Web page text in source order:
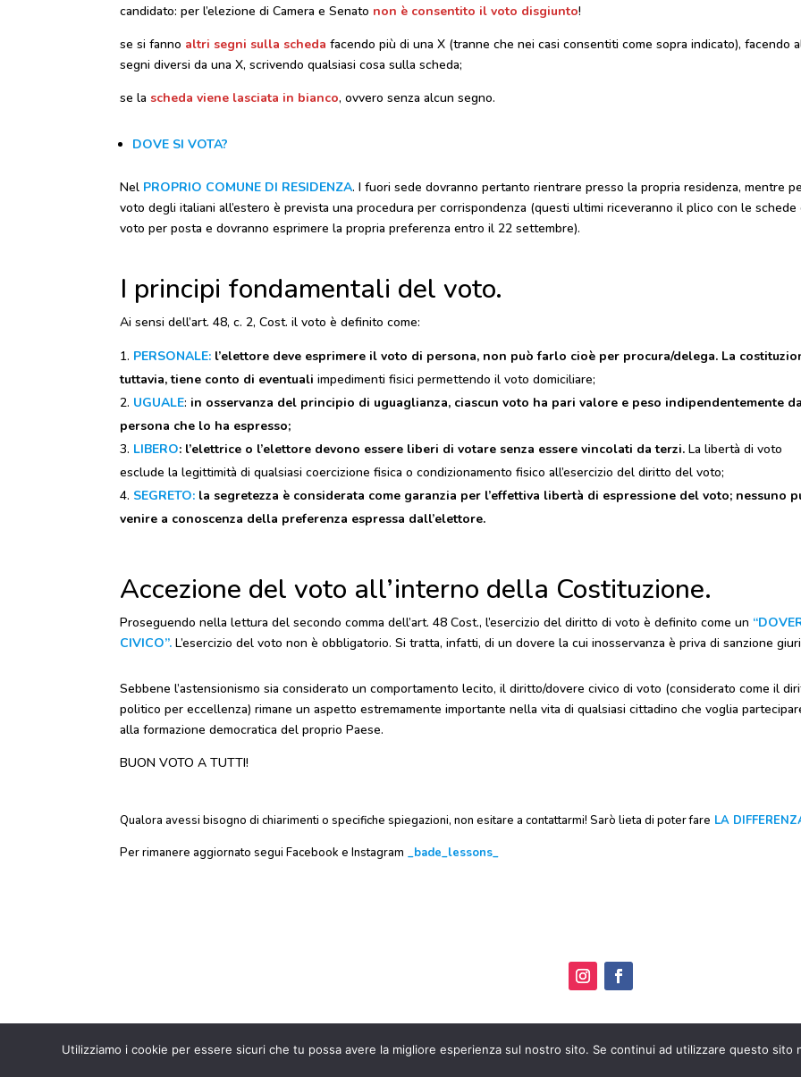
candidato: per l’elezione di Camera e Senato non è consentito il voto disgiunto!
se si fanno altri segni sulla scheda facendo più di una X (tranne che nei casi consentiti come sopra indicato), facendo
segni diversi da una X, scrivendo qualsiasi cosa sulla scheda;
se lascheda viene lasciata in bianco, ovvero senza alcun segno.
DOVE SI VOTA?
Nel PROPRIO COMUNE DI RESIDENZA. I fuori sede dovranno pertanto rientrare presso la propria residenza, mentre
voto degli italiani all’estero è prevista una procedura per corrispondenza (questi ultimi riceveranno il plico con le schede
voto per posta e dovranno esprimere la propria preferenza entro il 22 settembre).
I principi fondamentali del voto.
Ai sensi dell’art. 48, c. 2, Cost. il voto è definito come:
PERSONALE: l’elettore deve esprimere il voto di persona, non può farlo cioè per procura/delega. La
tuttavia, tiene conto di eventualiimpedimenti fisici permettendo il voto domiciliare;
UGUALE: in osservanza del principio di uguaglianza, ciascun voto ha pari valore e peso indipendentemente
persona che lo ha espresso;
LIBERO: l’elettrice o l’elettore devono essere liberi di votare senza essere vincolati da terzi. La libertà di voto
esclude la legittimità di qualsiasi coercizione fisica o condizionamento fisico all’esercizio del diritto del voto;
SEGRETO: la segretezza è considerata come garanzia per l’effettiva libertà di espressione del voto; nessuno
venire a conoscenza della preferenza espressa dall’elettore.
Accezione del voto all’interno della Costituzione.
Proseguendo nella lettura del secondo comma dell’art. 48 Cost., l’esercizio del diritto di voto è definito come un
CIVICO”.L’esercizio del voto non è obbligatorio. Si tratta, infatti, di un dovere la cui inosservanza è priva di sanzione
Sebbene l’astensionismo sia considerato un comportamento lecito, il diritto/dovere civico di voto (considerato come il
politico per eccellenza) rimane un aspetto estremamente importante nella vita di qualsiasi cittadino che voglia
alla formazione democratica del proprio Paese.
BUON VOTO A TUTTI!
Qualora avessi bisogno di chiarimenti o specifiche spiegazioni, non esitare a contattarmi! Sarò lieta di poter fare LA
Per rimanere aggiornato segui Facebook e Instagram _bade_lessons_
Utilizziamo i cookie per essere sicuri che tu possa avere la migliore esperienza sul nostro sito. Se continui ad utilizzare questo sito